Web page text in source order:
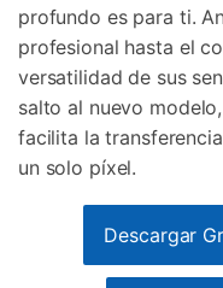
profundo es para ti.
profesional hasta el
versatilidad de sus
salto al nuevo
facilita la
un solo píxel.
Descargar